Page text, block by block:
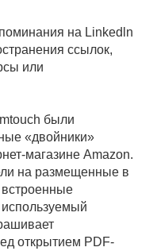
на Linkedln
ссылок,
или
были
«двойники»
магазине Amazon.
на размещенные в
открытием PDF-